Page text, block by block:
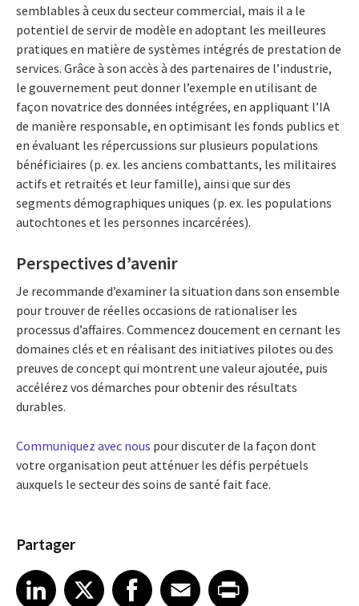
semblables à ceux du secteur commercial, mais il a le
potentiel de servir de modèle en adoptant les meilleures
pratiques en matière de systèmes intégrés de prestation de
services. Grâce à son accès à des partenaires de l’industrie,
le gouvernement peut donner l’exemple en utilisant de
façon novatrice des données intégrées, en appliquant l’IA
de manière responsable, en optimisant les fonds publics et
en évaluant les répercussions sur plusieurs populations
bénéficiaires (p. ex. les anciens combattants, les militaires
actifs et retraités et leur famille), ainsi que sur des
segments démographiques uniques (p. ex. les populations
autochtones et les personnes incarcérées).
Perspectives d’avenir
Je recommande d’examiner la situation dans son ensemble
pour trouver de réelles occasions de rationaliser les
processus d’affaires. Commencez doucement en cernant les
domaines clés et en réalisant des initiatives pilotes ou des
preuves de concept qui montrent une valeur ajoutée, puis
accélérez vos démarches pour obtenir des résultats
durables.
Communiquez avec nous pour discuter de la façon dont
votre organisation peut atténuer les défis perpétuels
auxquels le secteur des soins de santé fait face.
Partager
Share article on LinkedIn
LinkedIn
Share article on XShare article on Facebook
Facebook
Share article on Email
EmailShare article on Print